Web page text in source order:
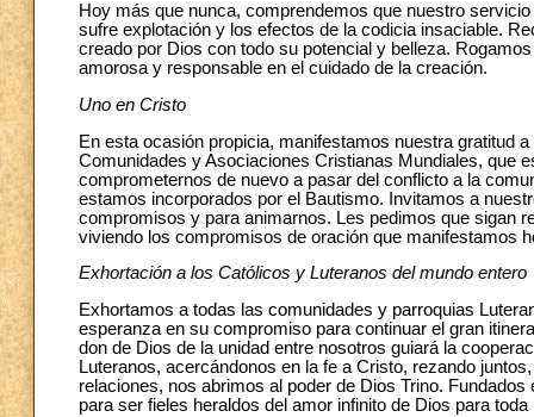
Hoy más que nunca, comprendemos que nuestro
sufre explotación y los efectos de la codicia insaciable.
creado por Dios con todo su potencial y belleza.
amorosa y responsable en el cuidado de la creación.
Uno en Cristo
En esta ocasión propicia, manifestamos nuestra gratitud
Comunidades y Asociaciones Cristianas Mundiales, que
comprometernos de nuevo a pasar del conflicto a la
estamos incorporados por el Bautismo. Invitamos a
compromisos y para animarnos. Les pedimos que sigan
viviendo los compromisos de oración que manifestamos
Exhortación a los Católicos y Luteranos del mundo entero
Exhortamos a todas las comunidades y parroquias
esperanza en su compromiso para continuar el gran
don de Dios de la unidad entre nosotros guiará la
Luteranos, acercándonos en la fe a Cristo, rezando
relaciones, nos abrimos al poder de Dios Trino.
para ser fieles heraldos del amor infinito de Dios para toda